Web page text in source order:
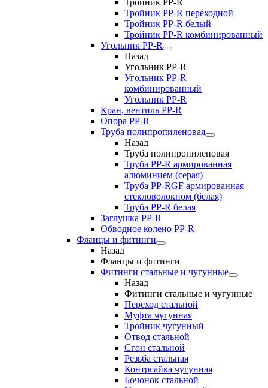
Тройник PP-R
Тройник РР-R переходной
Тройник РР-R белый
Тройник РР-R комбинированный
Угольник PP-R
Назад
Угольник PP-R
Угольник РР-R
комбинированный
Угольник РР-R
Кран, вентиль PP-R
Опора PP-R
Труба полипропиленовая
Назад
Труба полипропиленовая
Труба PP-R армированная
алюминием (серая)
Труба PP-RGF армированная
стекловолокном (белая)
Труба РР-R белая
Заглушка PP-R
Обводное колено PP-R
Фланцы и фитинги
Назад
Фланцы и фитинги
Фитинги стальные и чугунные
Назад
Фитинги стальные и чугунные
Переход стальной
Муфта чугунная
Тройник чугунный
Отвод стальной
Сгон стальной
Резьба стальная
Контргайка чугунная
Бочонок стальной